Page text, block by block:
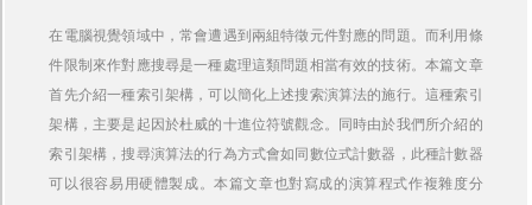
在電腦視覺領域中，常會遭遇到兩組特徵元件對應的問題。而利用條
件限制來作對應搜尋是一種處理這類問題相當有效的技術。本篇文章
首先介紹一種索引架構，可以簡化上述搜索演算法的施行。這種索引
架構，主要是起因於杜威的十進位符號觀念。同時由於我們所介紹的
索引架構，搜尋演算法的行為方式會如同數位式計數器，此種計數器
可以很容易用硬體製成。本篇文章也對寫成的演算程式作複雜度分